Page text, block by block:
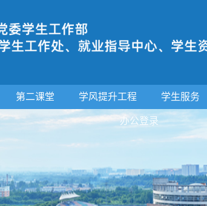
第二课堂 学风提升工程 学生服务
办公登录